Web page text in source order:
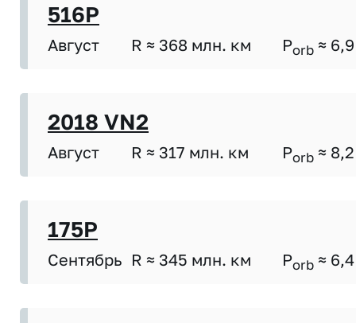
516P
Август R ≈ 368 млн. км Porb ≈ 6,9
2018 VN2
Август R ≈ 317 млн. км Porb ≈ 8,2
175P
Сентябрь R ≈ 345 млн. км Porb ≈ 6,4